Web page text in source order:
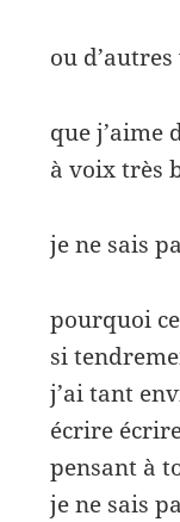
ou
que j’aime
à voix très
je ne sais
pourquoi
si
j’ai tant
écrire
pensant à
je ne sais